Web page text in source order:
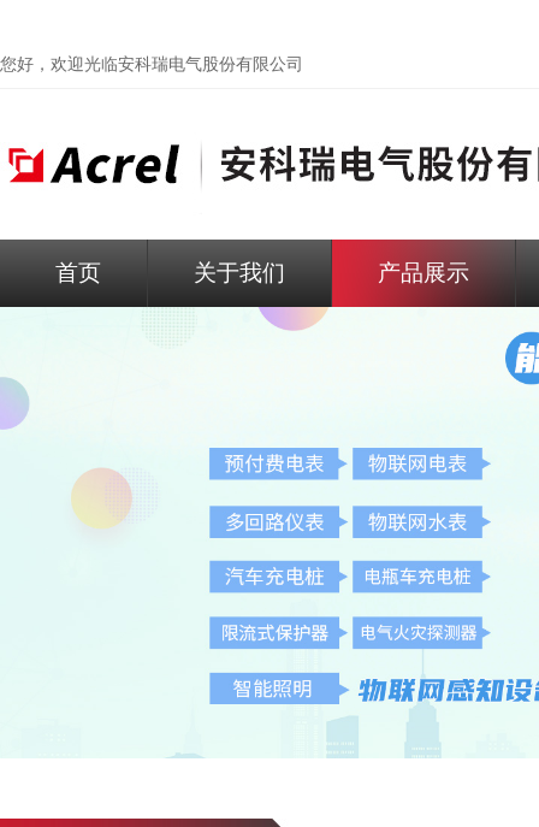
您好，欢迎光临安科瑞电气股份有限公司
首页 关于我们 产品展示